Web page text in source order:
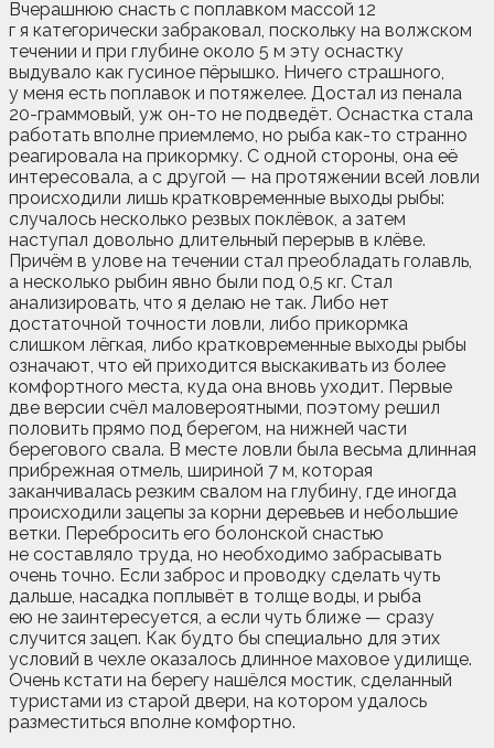
Вчерашнюю снасть с поплавком массой 12
г я категорически забраковал, поскольку на волжском
течении и при глубине около 5 м эту оснастку
выдувало как гусиное пёрышко. Ничего страшного,
у меня есть поплавок и потяжелее. Достал из пенала
20-граммовый, уж он-то не подведёт. Оснастка стала
работать вполне приемлемо, но рыба как-то странно
реагировала на прикормку. С одной стороны, она её
интересовала, а с другой — на протяжении всей ловли
происходили лишь кратковременные выходы рыбы:
случалось несколько резвых поклёвок, а затем
наступал довольно длительный перерыв в клёве.
Причём в улове на течении стал преобладать голавль,
а несколько рыбин явно были под 0,5 кг. Стал
анализировать, что я делаю не так. Либо нет
достаточной точности ловли, либо прикормка
слишком лёгкая, либо кратковременные выходы рыбы
означают, что ей приходится выскакивать из более
комфортного места, куда она вновь уходит. Первые
две версии счёл маловероятными, поэтому решил
половить прямо под берегом, на нижней части
берегового свала. В месте ловли была весьма длинная
прибрежная отмель, шириной 7 м, которая
заканчивалась резким свалом на глубину, где иногда
происходили зацепы за корни деревьев и небольшие
ветки. Перебросить его болонской снастью
не составляло труда, но необходимо забрасывать
очень точно. Если заброс и проводку сделать чуть
дальше, насадка поплывёт в толще воды, и рыба
ею не заинтересуется, а если чуть ближе — сразу
случится зацеп. Как будто бы специально для этих
условий в чехле оказалось длинное маховое удилище.
Очень кстати на берегу нашёлся мостик, сделанный
туристами из старой двери, на котором удалось
разместиться вполне комфортно.